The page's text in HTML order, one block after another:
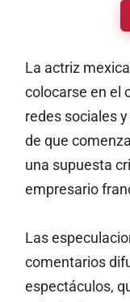
La actriz
colocarse en el
redes sociales
de que
una supuesta
empresario
Las
comentarios
espectáculos,